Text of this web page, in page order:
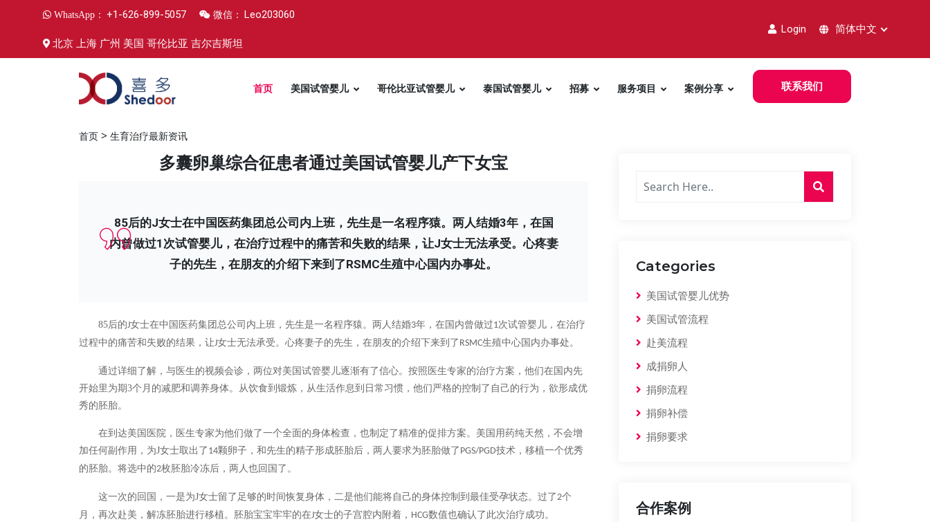
WhatsApp： +1-626-899-5057 微信： Leo203060
北京 上海 广州 美国 哥伦比亚 吉尔吉斯坦
Login 简体中文
首页 美国试管婴儿 哥伦比亚试管婴儿 泰国试管婴儿 招募 服务项目 案例分享 联系我们
首页 > 生育治疗最新资讯
多囊卵巢综合征患者通过美国试管婴儿产下女宝
85后的J女士在中国医药集团总公司内上班，先生是一名程序猿。两人结婚3年，在国
内曾做过1次试管婴儿，在治疗过程中的痛苦和失败的结果，让J女士无法承受。心疼妻
子的先生，在朋友的介绍下来到了RSMC生殖中心国内办事处。
85后的J女士在中国医药集团总公司内上班，先生是一名程序猿。两人结婚3年，在国内曾做过1次试管婴儿，在治疗
过程中的痛苦和失败的结果，让J女士无法承受。心疼妻子的先生，在朋友的介绍下来到了 RSMC生殖中心国内办事处。
通过详细了解，与医生的视频会诊，两位对美国试管婴儿逐渐有了信心。按照医生专家的治疗方案，他们在国内先
开始里为期3个月的减肥和调养身体。从饮食到锻炼，从生活作息到日常习惯，他们严格的控制了自己的行为，欲形成优
秀的胚胎。
在到达美国医院，医生专家为他们做了一个全面的身体检查，也制定了精准的促排方案。美国用药纯天然，不会增
加任何副作用，为J女士取出了 14颗卵子，和先生的精子形成胚胎后，两人要求为胚胎做了 PGS/PGD技术，移植一个优秀
的胚胎。将选中的2枚胚胎冷冻后，两人也回国了。
这一次的回国，一是为J女士留了足够的时间恢复身体，二是他们能将自己的身体控制到最佳受孕状态。过了2个
月，再次赴美，解冻胚胎进行移植。胚胎宝宝牢牢的在J女士的子宫腔内附着， HCG数值也确认了此次治疗成功。
Categories
美国试管婴儿优势
美国试管流程
赴美流程
成捐卵人
捐卵流程
捐卵补偿
捐卵要求
合作案例